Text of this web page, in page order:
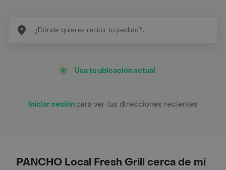
Usa tu ubicación actual
Iniciar sesión para ver tus direcciones recientes
PANCHO Local Fresh Grill cerca de mi